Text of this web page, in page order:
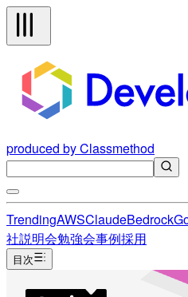
produced by Classmethod
TrendingAWSClaudeBedrock
社説明会勉強会事例採用
目次